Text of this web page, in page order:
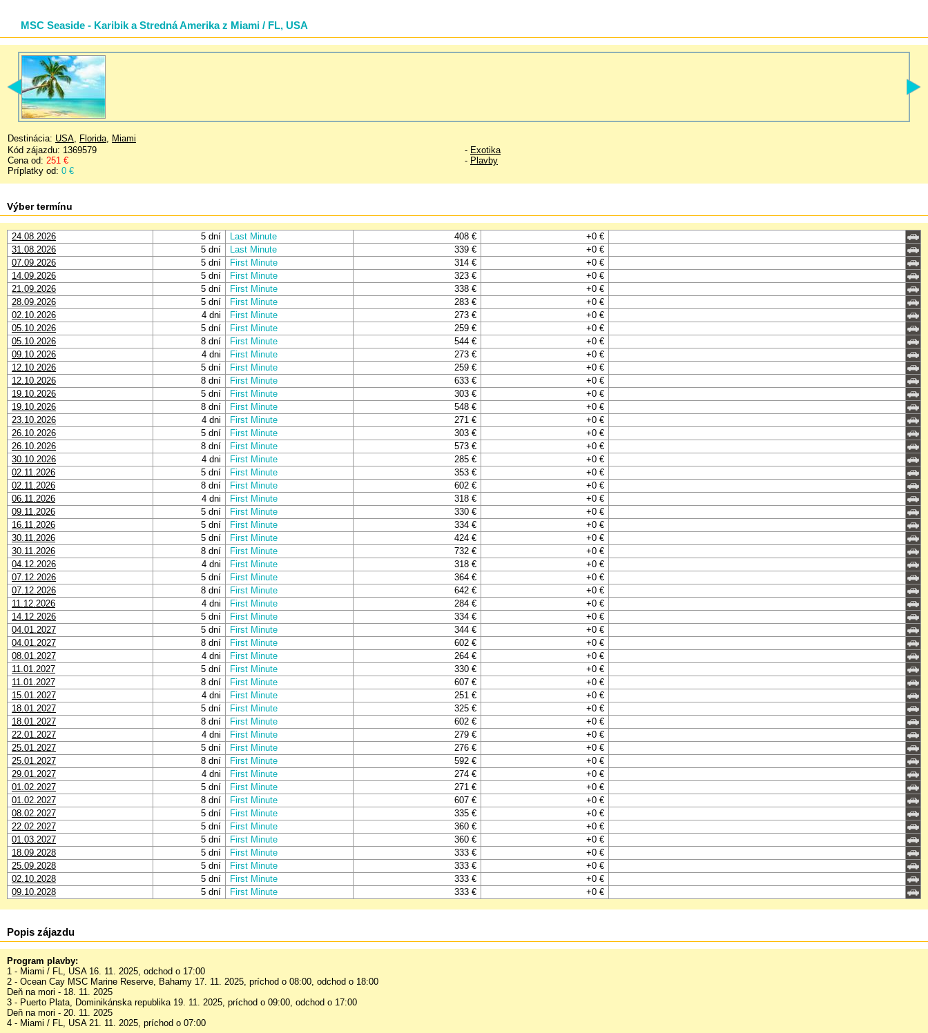
MSC Seaside - Karibik a Stredná Amerika z Miami / FL, USA
Destinácia: USA, Florida, Miami
Kód zájazdu: 1369579
Cena od: 251 €
Príplatky od: 0 €
- Exotika
- Plavby
Výber termínu
24.08.2026 5 dní Last Minute 408 €
+0 €
31.08.2026
5 dní Last Minute 339 €
+0 €
07.09.2026
5 dní First Minute 314 €
+0 €
14.09.2026
5 dní First Minute 323 €
+0 €
21.09.2026
5 dní First Minute 338 €
+0 €
28.09.2026
5 dní First Minute 283 €
+0 €
02.10.2026
4 dni First Minute 273 €
+0 €
05.10.2026
5 dní First Minute 259 €
+0 €
05.10.2026
8 dní First Minute 544 €
+0 €
09.10.2026
4 dni First Minute 273 €
+0 €
12.10.2026
5 dní First Minute 259 €
+0 €
12.10.2026
8 dní First Minute 633 €
+0 €
19.10.2026
5 dní First Minute 303 €
+0 €
19.10.2026
8 dní First Minute 548 €
+0 €
23.10.2026
4 dni First Minute 271 €
+0 €
26.10.2026
5 dní First Minute 303 €
+0 €
26.10.2026
8 dní First Minute 573 €
+0 €
30.10.2026
4 dni First Minute 285 €
+0 €
02.11.2026
5 dní First Minute 353 €
+0 €
02.11.2026
8 dní First Minute 602 €
+0 €
06.11.2026
4 dni First Minute 318 €
+0 €
09.11.2026
5 dní First Minute 330 €
+0 €
16.11.2026
5 dní First Minute 334 €
+0 €
30.11.2026
5 dní First Minute 424 €
+0 €
30.11.2026
8 dní First Minute 732 €
+0 €
04.12.2026
4 dni First Minute 318 €
+0 €
07.12.2026
5 dní First Minute 364 €
+0 €
07.12.2026
8 dní First Minute 642 €
+0 €
11.12.2026
4 dni First Minute 284 €
+0 €
14.12.2026
5 dní First Minute 334 €
+0 €
04.01.2027
5 dní First Minute 344 €
+0 €
04.01.2027
8 dní First Minute 602 €
+0 €
08.01.2027
4 dni First Minute 264 €
+0 €
11.01.2027
5 dní First Minute 330 €
+0 €
11.01.2027
8 dní First Minute 607 €
+0 €
15.01.2027
4 dni First Minute 251 €
+0 €
18.01.2027
5 dní First Minute 325 €
+0 €
18.01.2027
8 dní First Minute 602 €
+0 €
22.01.2027
4 dni First Minute 279 €
+0 €
25.01.2027
5 dní First Minute 276 €
+0 €
25.01.2027
8 dní First Minute 592 €
+0 €
29.01.2027
4 dni First Minute 274 €
+0 €
01.02.2027
5 dní First Minute 271 €
+0 €
01.02.2027
8 dní First Minute 607 €
+0 €
08.02.2027
5 dní First Minute 335 €
+0 €
22.02.2027
5 dní First Minute 360 €
+0 €
01.03.2027
5 dní First Minute 360 €
+0 €
18.09.2028
5 dní First Minute 333 €
+0 €
25.09.2028
5 dní First Minute 333 €
+0 €
02.10.2028
5 dní First Minute 333 €
+0 €
09.10.2028
5 dní First Minute 333 € +0 €
Popis zájazdu
Program plavby:
1 - Miami / FL, USA 16. 11. 2025, odchod o 17:00
2 - Ocean Cay MSC Marine Reserve, Bahamy 17. 11. 2025, príchod o 08:00, odchod o 18:00
Deň na mori - 18. 11. 2025
3 - Puerto Plata, Dominikánska republika 19. 11. 2025, príchod o 09:00, odchod o 17:00
Deň na mori - 20. 11. 2025
4 - Miami / FL, USA 21. 11. 2025, príchod o 07:00